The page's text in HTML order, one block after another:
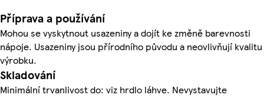
Příprava a používání
Mohou se vyskytnout usazeniny a dojít ke změně barevnosti
nápoje. Usazeniny jsou přírodního původu a neovlivňují kvalitu
výrobku.
Skladování
Minimální trvanlivost do: viz hrdlo láhve. Nevystavujte